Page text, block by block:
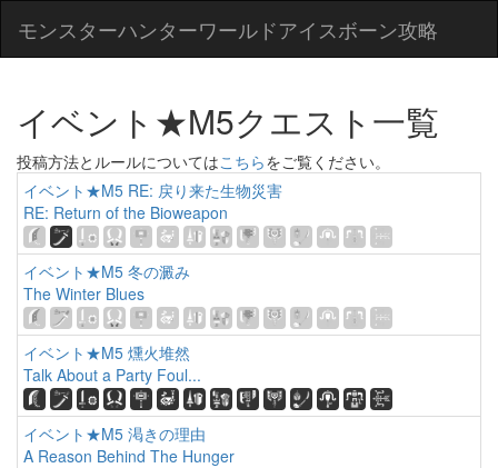
モンスターハンターワールドアイスボーン攻略
イベント★M5クエスト一覧
投稿方法とルールについてはこちらをご覧ください。
イベント★M5 RE: 戻り来た生物災害
RE: Return of the Bioweapon
イベント★M5 冬の澱み
The Winter Blues
イベント★M5 燻火堆然
Talk About a Party Foul...
イベント★M5 渇きの理由
A Reason Behind The Hunger